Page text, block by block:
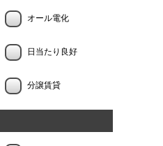
オール電化
日当たり良好
分譲賃貸